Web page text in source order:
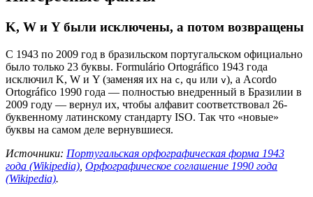
K, W и Y были исключены, а потом возвращены
С 1943 по 2009 год в бразильском португальском официально
было только 23 буквы. Formulário Ortográfico 1943 года
исключил K, W и Y (заменяя их на c, qu или v), а Acordo
Ortográfico 1990 года — полностью внедренный в Бразилии в
2009 году — вернул их, чтобы алфавит соответствовал 26-
буквенному латинскому стандарту ISO. Так что «новые»
буквы на самом деле вернувшиеся.
Источники: Португальская орфографическая форма 1943
года (Wikipedia) Орфографическое соглашение 1990 года
(Wikipedia).